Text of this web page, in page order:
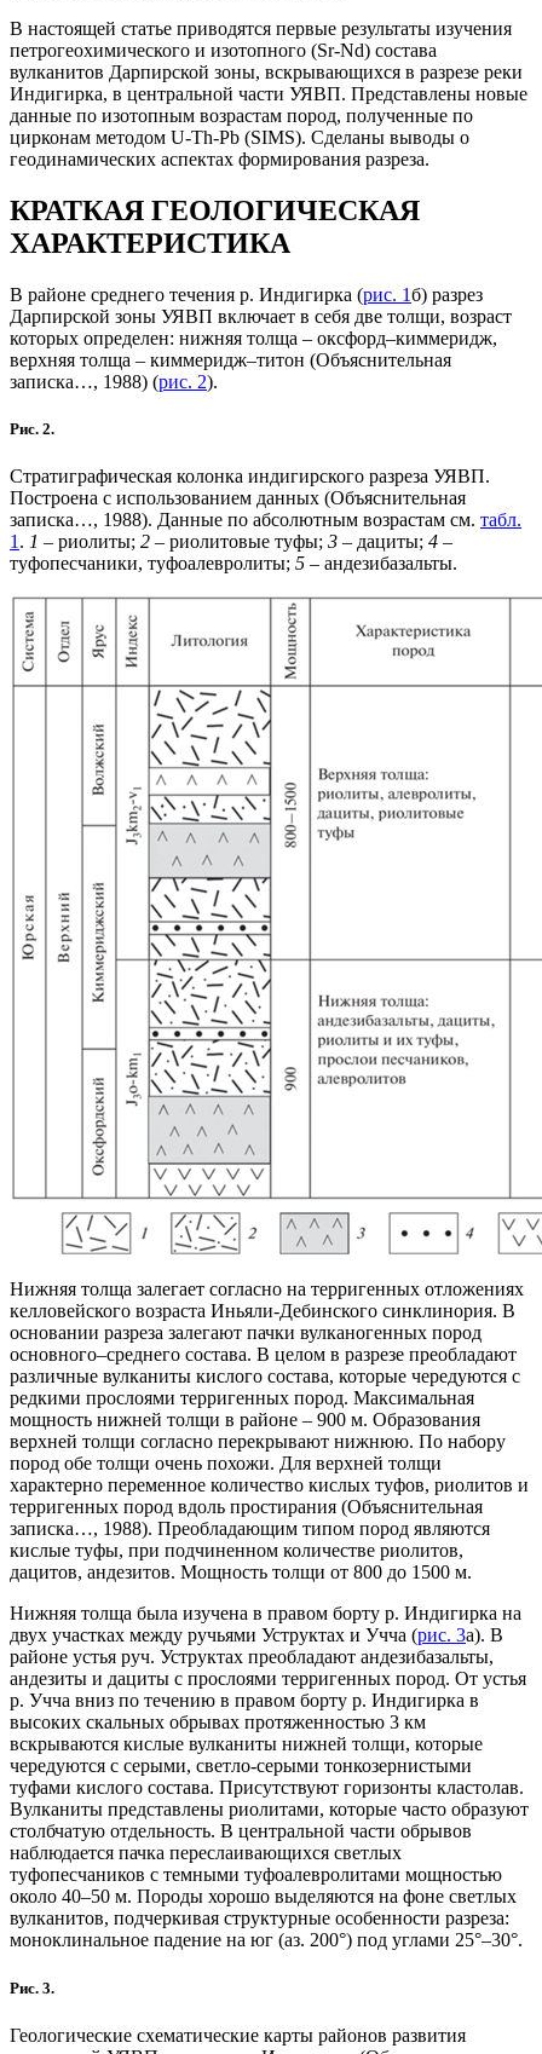
В настоящей статье приводятся первые результаты изучения
петрогеохимического и изотопного (Sr-Nd) состава
вулканитов Дарпирской зоны, вскрывающихся в разрезе реки
Индигирка, в центральной части УЯВП. Представлены новые
данные по изотопным возрастам пород, полученные по
цирконам методом U-Th-Pb (SIMS). Сделаны выводы о
геодинамических аспектах формирования разреза.
КРАТКАЯ ГЕОЛОГИЧЕСКАЯ
ХАРАКТЕРИСТИКА
В районе среднего течения р. Индигирка (рис. 1б) разрез
Дарпирской зоны УЯВП включает в себя две толщи, возраст
которых определен: нижняя толща – оксфорд–киммеридж,
верхняя толща – киммеридж–титон (Объяснительная
записка…, 1988) (рис. 2).
Рис. 2.
Стратиграфическая колонка индигирского разреза УЯВП.
Построена с использованием данных (Объяснительная
записка…, 1988). Данные по абсолютным возрастам см. табл.
1 . 1 – риолиты; 2 – риолитовые туфы; 3 – дациты; 4 –
туфопесчаники, туфоалевролиты; 5 – андезибазальты.
Нижняя толща залегает согласно на терригенных отложениях
келловейского возраста Иньяли-Дебинского синклинория. В
основании разреза залегают пачки вулканогенных пород
основного–среднего состава. В целом в разрезе преобладают
различные вулканиты кислого состава, которые чередуются с
редкими прослоями терригенных пород. Максимальная
мощность нижней толщи в районе – 900 м. Образования
верхней толщи согласно перекрывают нижнюю. По набору
пород обе толщи очень похожи. Для верхней толщи
характерно переменное количество кислых туфов, риолитов и
терригенных пород вдоль простирания (Объяснительная
записка…, 1988). Преобладающим типом пород являются
кислые туфы, при подчиненном количестве риолитов,
дацитов, андезитов. Мощность толщи от 800 до 1500 м.
Нижняя толща была изучена в правом борту р. Индигирка на
двух участках между ручьями Уструктах и Учча (рис. 3а). В
районе устья руч. Уструктах преобладают андезибазальты,
андезиты и дациты с прослоями терригенных пород. От устья
р. Учча вниз по течению в правом борту р. Индигирка в
высоких скальных обрывах протяженностью 3 км
вскрываются кислые вулканиты нижней толщи, которые
чередуются с серыми, светло-серыми тонкозернистыми
туфами кислого состава. Присутствуют горизонты кластолав.
Вулканиты представлены риолитами, которые часто образуют
столбчатую отдельность. В центральной части обрывов
наблюдается пачка переслаивающихся светлых
туфопесчаников с темными туфоалевролитами мощностью
около 40–50 м. Породы хорошо выделяются на фоне светлых
вулканитов, подчеркивая структурные особенности разреза:
моноклинальное падение на юг (аз. 200°) под углами 25°–30°.
Рис. 3.
Геологические схематические карты районов развития